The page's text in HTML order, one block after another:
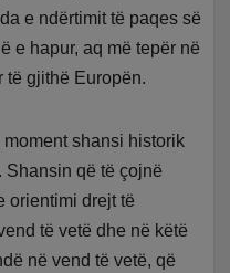
e ndërtimit të paqes së
e hapur, aq më tepër në
të gjithë Europën.
shansi historik
Shansin që të çojnë
orientimi drejt të
të vetë dhe në këtë
në vend të vetë, që